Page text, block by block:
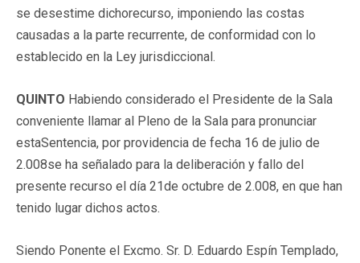
se desestime dichorecurso, imponiendo las costas
causadas a la parte recurrente, de conformidad con lo
establecido en la Ley jurisdiccional.
QUINTO Habiendo considerado el Presidente de la Sala
conveniente llamar al Pleno de la Sala para pronunciar
estaSentencia, por providencia de fecha 16 de julio de
2.008se ha señalado para la deliberación y fallo del
presente recurso el día 21de octubre de 2.008, en que han
tenido lugar dichos actos.
Siendo Ponente el Excmo. Sr. D. Eduardo Espín Templado,